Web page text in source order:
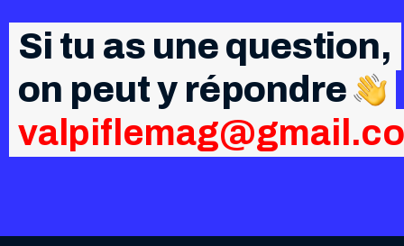
Si tu as une question,
on peut y répondre